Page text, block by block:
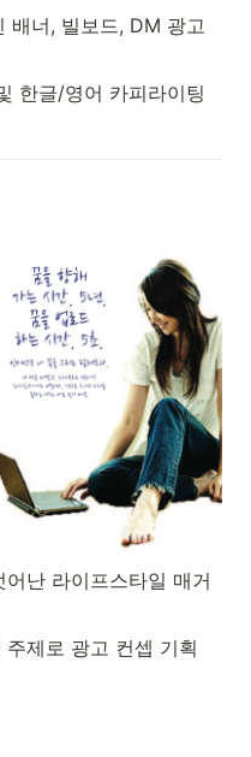
배너, 빌보드, DM 광고
한글/영어 카피라이팅
난 라이프스타일 매거
제로 광고 컨셉 기획